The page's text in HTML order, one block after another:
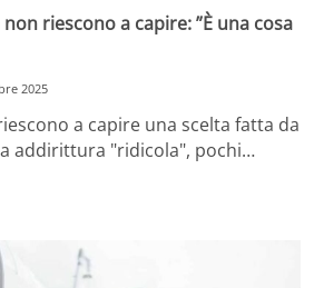
riescono a capire: ”È una cosa
2025
a capire una scelta fatta da
addirittura "ridicola", pochi…